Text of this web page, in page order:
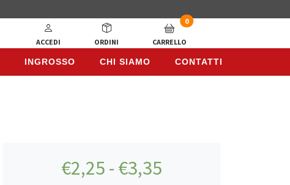
ACCEDI ORDINI
0
CARRELLO
INGROSSO CHI SIAMO CONTATTI
€2,25 - €3,35Fascia